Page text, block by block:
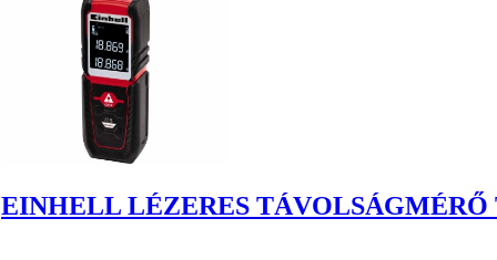
EINHELL LÉZERES TÁVOLSÁGMÉRŐ